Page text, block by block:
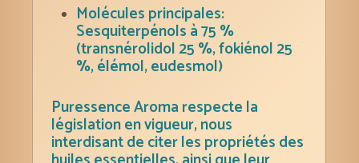
Molécules principales:
Sesquiterpénols à 75 %
(transnérolidol 25 %, fokiénol 25
%, élémol, eudesmol)
Puressence Aroma respecte la
législation en vigueur, nous
interdisant de citer les propriétés des